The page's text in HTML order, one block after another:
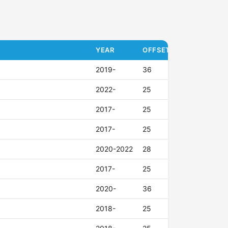
YEAR OFFSET (ET)
2019- 36
2022- 25
2017- 25
2017- 25
2020-2022 28
2017- 25
2020- 36
2018- 25